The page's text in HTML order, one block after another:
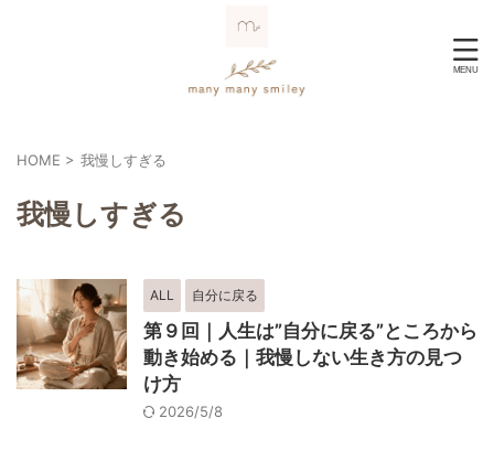
HOME > 我慢しすぎる
我慢しすぎる
ALL 自分に戻る
第９回｜人生は”自分に戻る”ところから
動き始める｜我慢しない生き方の見つ
け方
2026/5/8